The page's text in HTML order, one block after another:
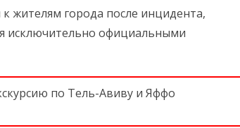
к жителям города после инцидента,
исключительно официальными
по Тель-Авиву и Яффо